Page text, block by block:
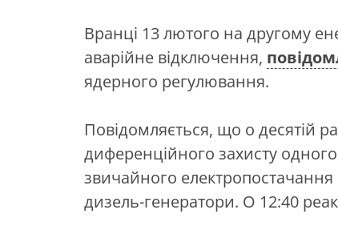
Вранці 13 лютого на другому
аварійне відключення,
ядерного регулювання.
Повідомляється, що о десятій
диференційного захисту
звичайного
дизель-генератори. О 12:40